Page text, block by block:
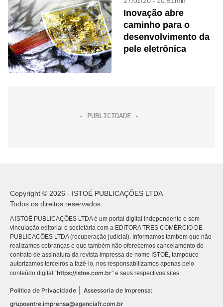
Inovação abre
caminho para o
desenvolvimento da
pele eletrônica
Copyright © 2026 - ISTOÉ PUBLICAÇÕES LTDA
Todos os direitos reservados.
A ISTOÉ PUBLICAÇÕES LTDA é um portal digital independente e sem
vinculação editorial e societária com a EDITORA TRES COMÉRCIO DE
PUBLICACÕES LTDA (recuperação judicial). Informamos também que não
realizamos cobranças e que também não oferecemos cancelamento do
contrato de assinatura da revista impressa de nome ISTOÉ, tampouco
autorizamos terceiros a fazê-lo, nos responsabilizamos apenas pelo
conteúdo digital “https://istoe.com.br” e seus respectivos sites.
Política de Privacidade
Assessoria de Imprensa:
grupoentre.imprensa@agenciafr.com.br